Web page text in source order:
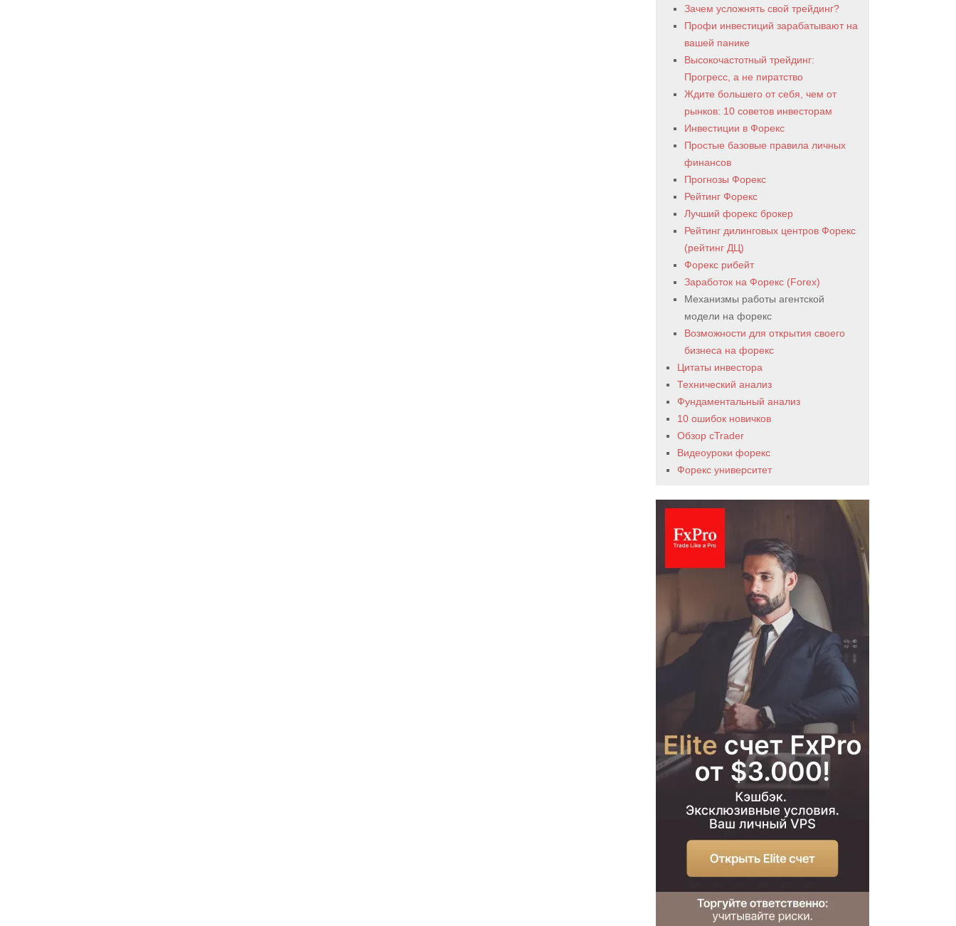
Зачем усложнять свой трейдинг?
Профи инвестиций зарабатывают на
вашей панике
Высокочастотный трейдинг:
Прогресс, а не пиратство
Ждите большего от себя, чем от
рынков: 10 советов инвесторам
Инвестиции в Форекс
Простые базовые правила личных
финансов
Прогнозы Форекс
Рейтинг Форекс
Лучший форекс брокер
Рейтинг дилинговых центров Форекс
(рейтинг ДЦ)
Форекс рибейт
Заработок на Форекс (Forex)
Механизмы работы агентской
модели на форекс
Возможности для открытия своего
бизнеса на форекс
Цитаты инвестора
Технический анализ
Фундаментальный анализ
10 ошибок новичков
Обзор cTrader
Видеоуроки форекс
Форекс университет